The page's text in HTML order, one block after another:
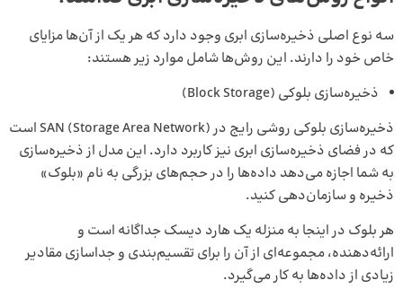
سه نوع اصلی ذخیره‌سازی ابری وجود دارد که هر یک از آن‌ها مزایای
خاص خود را دارند. این روش‌ها شامل موارد زیر هستند:
ذخیره‌سازی بلوکی (Block Storage)
ذخیره‌سازی بلوکی روشی رایج در SAN (Storage Area Network) است
که در فضای ذخیره‌سازی ابری نیز کاربرد دارد. این مدل از ذخیره‌سازی
به شما اجازه می‌دهد داده‌ها را در حجم‌های بزرگی به نام «بلوک»
ذخیره و سازمان‌دهی کنید.
هر بلوک در اینجا به‌ منزله یک هارد دیسک جداگانه است و
ارائه‌دهنده، مجموعه‌ای از آن را برای تقسیم‌بندی و جداسازی مقادیر
زیادی از داده‌ها به کار می‌گیرد.